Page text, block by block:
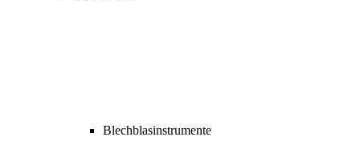
Blechblasinstrumente